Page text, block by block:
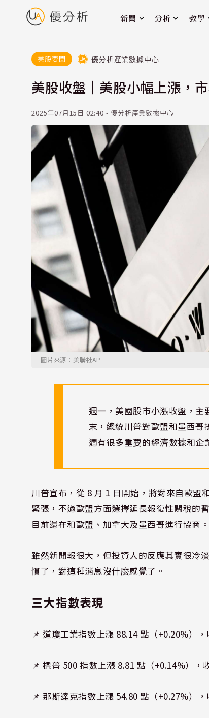
新聞 分析 教學
美股要聞 優分析產業數據中心
美股收盤｜美股小幅上漲，
2025年07月15日 02:40 - 優分析產業數據中心
圖片來源：美聯社AP
週一，美國股市小漲收盤，
末，總統川普對歐盟和墨西
週有很多重要的經濟數據和企
川普宣布，從 8 月 1 日開始，將對來自歐
緊張，不過歐盟方面選擇延長報復性關稅的
目前還在和歐盟、加拿大及墨西哥進行協商。
雖然新聞報很大，但投資人的反應其實很冷
慣了，對這種消息沒什麼感覺了。
三大指數表現
📌 道瓊工業指數上漲 88.14 點（+0.20%）
📌 標普 500 指數上漲 8.81 點（+0.14%），
📌 那斯達克指數上漲 54.80 點（+0.27%），